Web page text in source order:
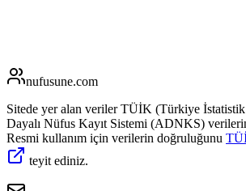
nufusune.com
Sitede yer alan veriler TÜİK (Türkiye
Dayalı Nüfus Kayıt Sistemi (ADNKS)
Resmi kullanım için verilerin doğruluğunu
teyit ediniz.